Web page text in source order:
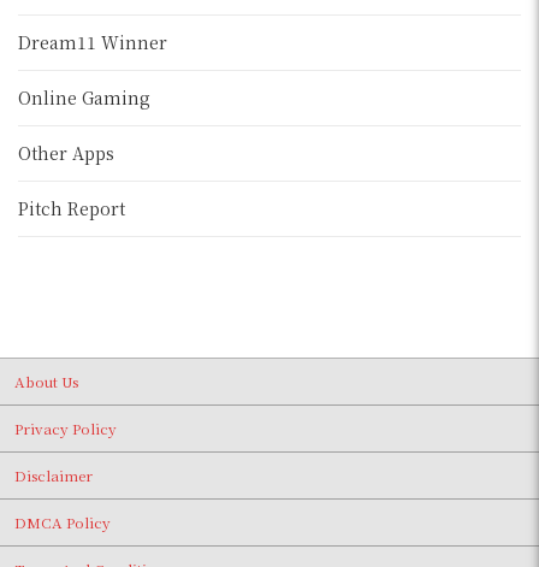
Dream11 Winner
Online Gaming
Other Apps
Pitch Report
About Us
Privacy Policy
Disclaimer
DMCA Policy